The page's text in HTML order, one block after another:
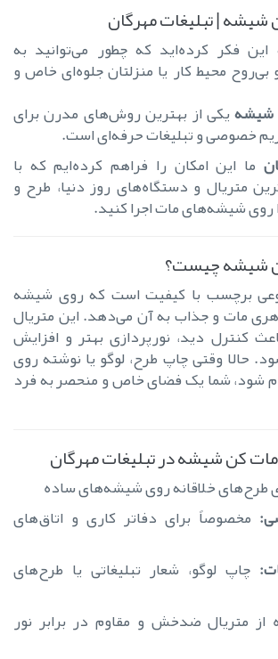
| تبلیغات مهرگان
این فکر کرده‌اید که چطور می‌توانید به
محیط کار یا منزلتان جلوه‌ای خاص و
شیشهیکی از بهترین روش‌های مدرن برای
خصوصی و تبلیغات حرفه‌ای است.
ما این امکان را فراهم کرده‌ایم که با
متریال و دستگاه‌های روز دنیا، طرح و
روی شیشه‌های مات اجرا کنید.
شیشه چیست؟
برچسب با کیفیت است که روی شیشه
مات و جذاب به آن می‌دهد. این متریال
کنترل دید، نورپردازی بهتر و افزایش
حالا وقتی چاپ طرح، لوگو یا نوشته روی
شود، شما یک فضای خاص و منحصر به فرد
کن شیشه در تبلیغات مهرگان
طرح‌های خلاقانه روی شیشه‌های ساده
مخصوصاً برای دفاتر کاری و اتاق‌های
چاپ لوگو، شعار تبلیغاتی یا طرح‌های
از متریال ضدخش و مقاوم در برابر نور